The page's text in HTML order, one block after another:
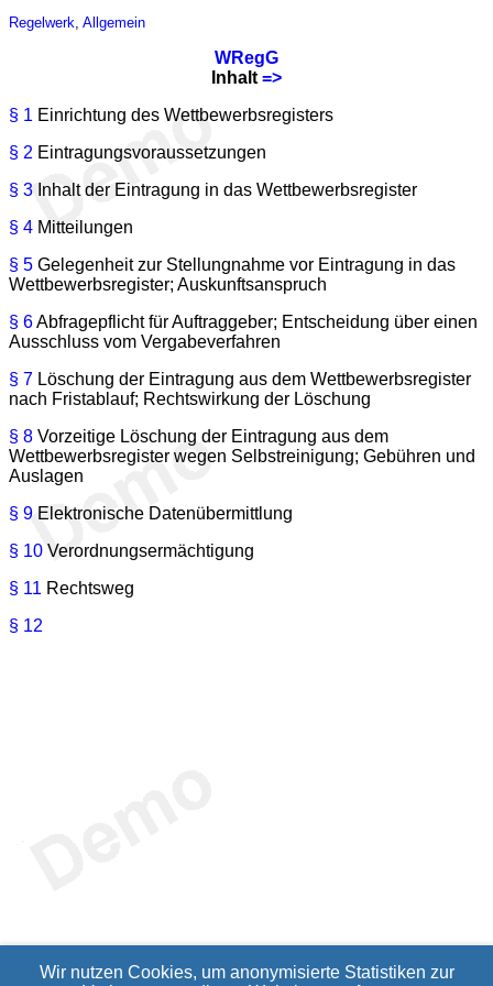
Regelwerk Allgemein
WRegG
Inhalt =>
§ 1 Einrichtung des Wettbewerbsregisters
§ 2 Eintragungsvoraussetzungen
§ 3 Inhalt der Eintragung in das Wettbewerbsregister
§ 4 Mitteilungen
§ 5 Gelegenheit zur Stellungnahme vor Eintragung in das
Wettbewerbsregister; Auskunftsanspruch
§ 6Abfragepflicht für Auftraggeber; Entscheidung über einen
Ausschluss vom Vergabeverfahren
§ 7 Löschung der Eintragung aus dem Wettbewerbsregister
nach Fristablauf; Rechtswirkung der Löschung
§ 8 Vorzeitige Löschung der Eintragung aus dem
Wettbewerbsregister wegen Selbstreinigung; Gebühren und
Auslagen
§ 9 Elektronische Datenübermittlung
§ 10 Verordnungsermächtigung
§ 11 Rechtsweg
§ 12
Wir nutzen Cookies, um anonymisierte Statistiken zur